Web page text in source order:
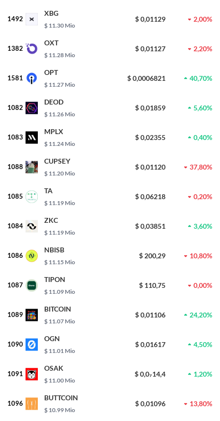
1492
XBG
$ 11.30 Mio
$ 0,01129 2,00%
1382
OXT
$ 11.28 Mio
$ 0,01127 2,20%
1581
OPT
$ 11.27 Mio
$ 0,0006821 40,70%
1082
DEOD
$ 11.26 Mio
$ 0,01859 5,60%
1083
MPLX
$ 11.24 Mio
$ 0,02355 0,40%
1088
CUPSEY
$ 11.20 Mio
$ 0,01120 37,80%
1085
TA
$ 11.19 Mio
$ 0,06218 0,20%
1084
ZKC
$ 11.19 Mio
$ 0,03851 3,60%
1086
NBISB
$ 11.15 Mio
$ 200,29 10,80%
1087
TIPON
$ 11.09 Mio
$ 110,75 0,00%
1089
BITCOIN
$ 11.07 Mio
$ 0,01106 24,20%
1090
OGN
$ 11.01 Mio
$ 0,01617 4,50%
1091
OSAK
$ 11.00 Mio
$ 0,0₇14,4 1,20%
1096
BUTTCOIN
$ 10.99 Mio
$ 0,01096 13,80%